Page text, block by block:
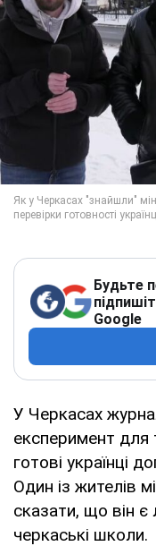
Будьте
Google
У Черкасах
експеримент для
готові українці
Один із жителів
сказати, що він
черкаські школи.